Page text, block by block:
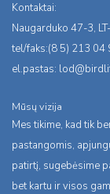
Kontaktai:
Naugarduko 47-3,
tel/faks:(8 5) 213 04
el.pastas:
Mūsų vizija
Mes tikime, kad tik
pastangomis,
patirtį, sugebėsime
bet kartu ir visos